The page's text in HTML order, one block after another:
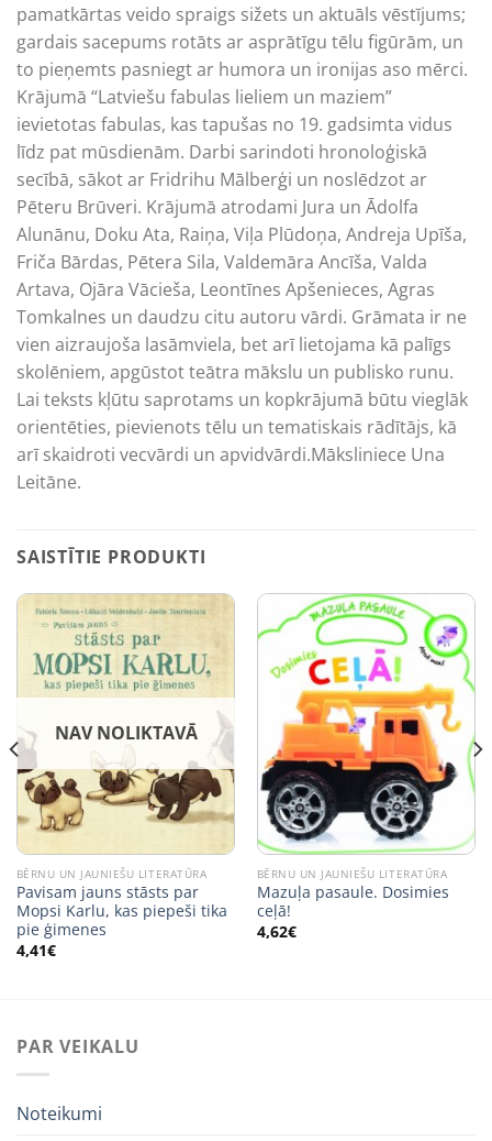
pamatkārtas veido spraigs sižets un aktuāls vēstījums;
gardais sacepums rotāts ar asprātīgu tēlu figūrām, un
to pieņemts pasniegt ar humora un ironijas aso mērci.
Krājumā “Latviešu fabulas lieliem un maziem”
ievietotas fabulas, kas tapušas no 19. gadsimta vidus
līdz pat mūsdienām. Darbi sarindoti hronoloģiskā
secībā, sākot ar Fridrihu Mālberģi un noslēdzot ar
Pēteru Brūveri. Krājumā atrodami Jura un Ādolfa
Alunānu, Doku Ata, Raiņa, Viļa Plūdoņa, Andreja Upīša,
Friča Bārdas, Pētera Sila, Valdemāra Ancīša, Valda
Artava, Ojāra Vācieša, Leontīnes Apšenieces, Agras
Tomkalnes un daudzu citu autoru vārdi. Grāmata ir ne
vien aizraujoša lasāmviela, bet arī lietojama kā palīgs
skolēniem, apgūstot teātra mākslu un publisko runu.
Lai teksts kļūtu saprotams un kopkrājumā būtu vieglāk
orientēties, pievienots tēlu un tematiskais rādītājs, kā
arī skaidroti vecvārdi un apvidvārdi.Māksliniece Una
Leitāne.
SAISTĪTIE PRODUKTI
NAV NOLIKTAVĀ
BĒRNU UN JAUNIEŠU LITERATŪRA
Pavisam jauns stāsts par
Mopsi Karlu, kas piepeši tika
pie ģimenes
4,41€
BĒRNU UN JAUNIEŠU LITERATŪRA
Mazuļa pasaule. Dosimies
ceļā!
4,62€
PAR VEIKALU
Noteikumi